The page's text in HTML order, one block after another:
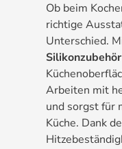
Ob beim
richtige
Unterschied.
Silikonzubehör
Arbeiten mit
und sorgst für
Küche. Dank